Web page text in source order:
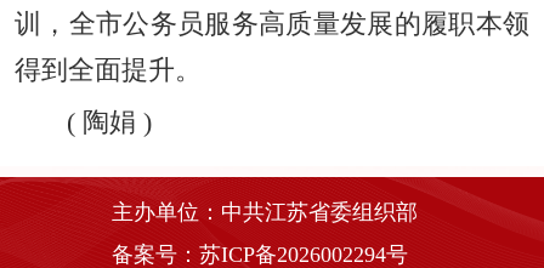
训，全市公务员服务高质量发展的履职本领
得到全面提升。
( 陶娟 )
主办单位：中共江苏省委组织部
备案号：苏ICP备2026002294号